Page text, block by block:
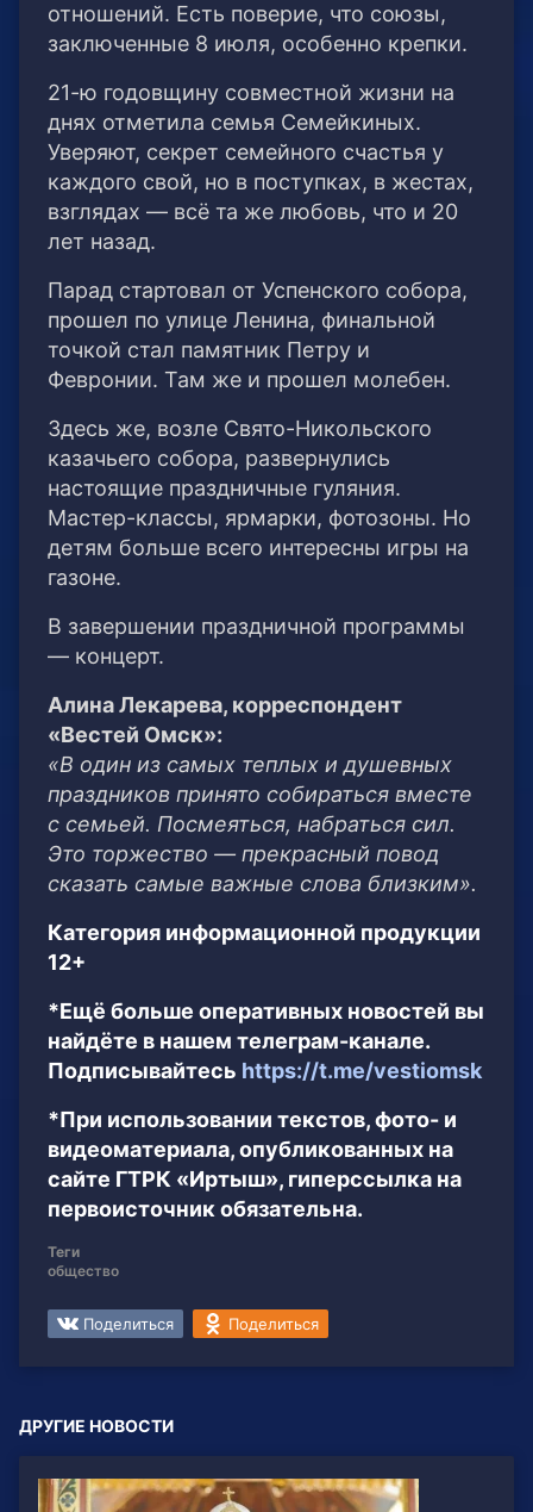
отношений. Есть поверие, что союзы,
заключенные 8 июля, особенно крепки.
21-ю годовщину совместной жизни на
днях отметила семья Семейкиных.
Уверяют, секрет семейного счастья у
каждого свой, но в поступках, в жестах,
взглядах — всё та же любовь, что и 20
лет назад.
Парад стартовал от Успенского собора,
прошел по улице Ленина, финальной
точкой стал памятник Петру и
Февронии. Там же и прошел молебен.
Здесь же, возле Свято-Никольского
казачьего собора, развернулись
настоящие праздничные гуляния.
Мастер-классы, ярмарки, фотозоны. Но
детям больше всего интересны игры на
газоне.
В завершении праздничной программы
— концерт.
Алина Лекарева, корреспондент
«Вестей Омск»:
«В один из самых теплых и душевных
праздников принято собираться вместе
с семьей. Посмеяться, набраться сил.
Это торжество — прекрасный повод
сказать самые важные слова близким».
Категория информационной продукции
12+
*Ещё больше оперативных новостей вы
найдёте в нашем телеграм-канале.
Подписывайтесь https://t.me/vestiomsk
*При использовании текстов, фото- и
видеоматериала, опубликованных на
сайте ГТРК «Иртыш», гиперссылка на
первоисточник обязательна.
Теги
общество
Поделиться Поделиться
ДРУГИЕ НОВОСТИ